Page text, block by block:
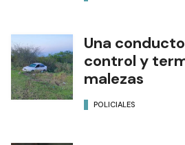
Una
control y
malezas
POLICIALES